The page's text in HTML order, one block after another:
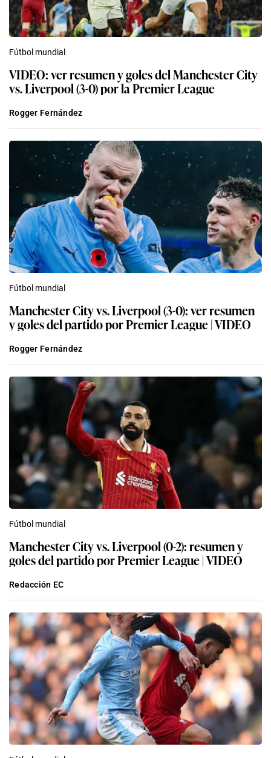
Fútbol mundial
VIDEO: ver resumen y goles del Manchester City
vs. Liverpool (3-0) por la Premier League
Rogger Fernández
Fútbol mundial
Manchester City vs. Liverpool (3-0): ver resumen
y goles del partido por Premier League | VIDEO
Rogger Fernández
Fútbol mundial
Manchester City vs. Liverpool (0-2): resumen y
goles del partido por Premier League | VIDEO
Redacción EC